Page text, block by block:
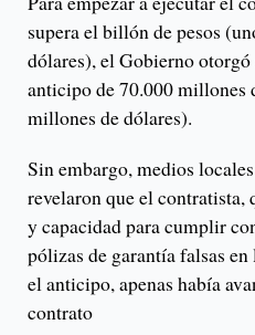
supera el billón de pesos
dólares), el Gobierno
anticipo de 70.000 millones
millones de dólares).
Sin embargo, medios
revelaron que el contratista,
y capacidad para cumplir
pólizas de garantía falsas
el anticipo, apenas había
contrato